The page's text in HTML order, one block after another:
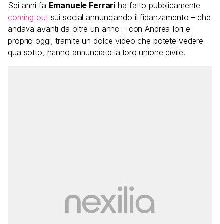
Sei anni fa Emanuele Ferrari ha fatto pubblicamente
coming out sui social annunciando il fidanzamento – che
andava avanti da oltre un anno – con Andrea Iori e
proprio oggi, tramite un dolce video che potete vedere
qua sotto, hanno annunciato la loro unione civile.